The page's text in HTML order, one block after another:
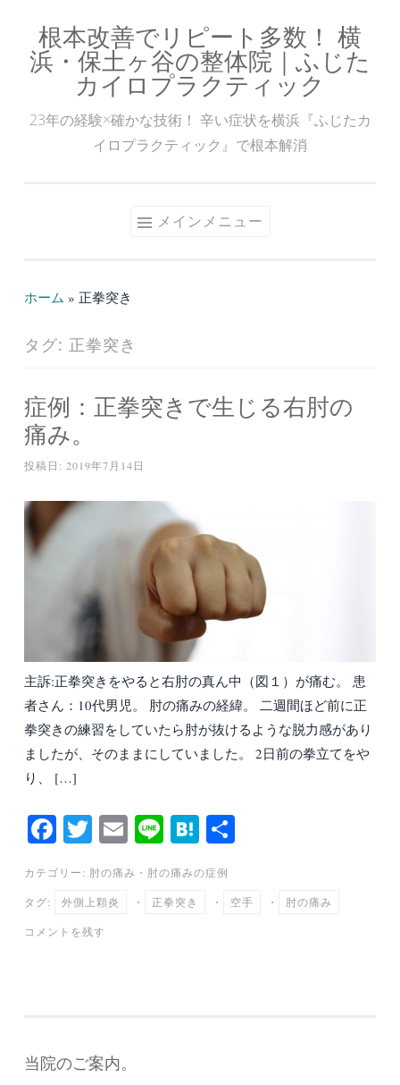
ン
根本改善でリピート多数！ 横
浜・保土ヶ谷の整体院｜ふじた
カイロプラクティック
23年の経験×確かな技術！ 辛い症状を横浜『ふじたカ
イロプラクティック』で根本解消
メインメニュー
ホーム » 正拳突き
タグ: 正拳突き
症例：正拳突きで生じる右肘の
痛み。
投稿日: 2019年7月14日
主訴:正拳突きをやると右肘の真ん中（図１）が痛む。 患
者さん：10代男児。 肘の痛みの経緯。 二週間ほど前に正
拳突きの練習をしていたら肘が抜けるような脱力感があり
ましたが、そのままにしていました。 2日前の拳立てをや
り、 […]
Fa
ce
bo
ok
T
wi
tte
r
E
m
ail
Li
ne
H
at
en
カテゴリー: 肘の痛み ・ 肘の痛みの症例
タグ: 外側上顆炎 ・ 正拳突き ・ 空手 ・ 肘の痛み
コメントを残す
当院のご案内。